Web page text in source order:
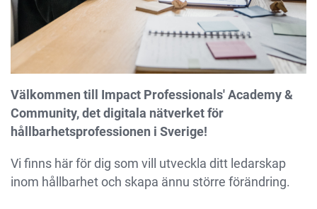
Välkommen till Impact Professionals' Academy &
Community, det digitala nätverket för
hållbarhetsprofessionen i Sverige!
Vi finns här för dig som vill utveckla ditt ledarskap
inom hållbarhet och skapa ännu större förändring.